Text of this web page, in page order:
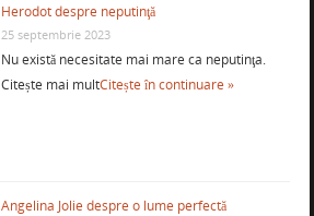
Herodot despre neputinţă
25 septembrie 2023
Nu există necesitate mai mare ca neputinţa.
Citește mai multCitește în continuare »
Angelina Jolie despre o lume perfectă